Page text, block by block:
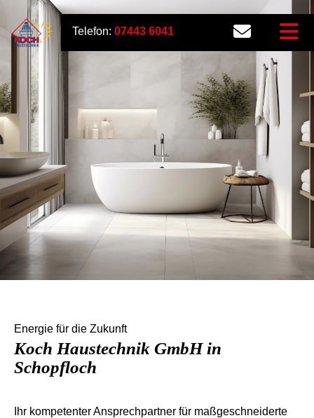
Telefon: 07443 6041
Energie für die Zukunft
Koch Haustechnik GmbH in
Schopfloch
Ihr kompetenter Ansprechpartner für maßgeschneiderte